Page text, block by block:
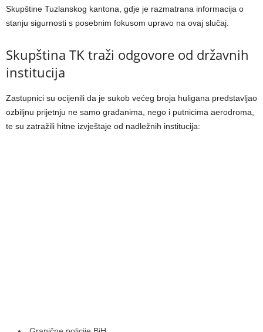
Skupštine Tuzlanskog kantona, gdje je razmatrana informacija o
stanju sigurnosti s posebnim fokusom upravo na ovaj slučaj.
Skupština TK traži odgovore od državnih
institucija
Zastupnici su ocijenili da je sukob većeg broja huligana predstavljao
ozbiljnu prijetnju ne samo građanima, nego i putnicima aerodroma,
te su zatražili hitne izvještaje od nadležnih institucija: